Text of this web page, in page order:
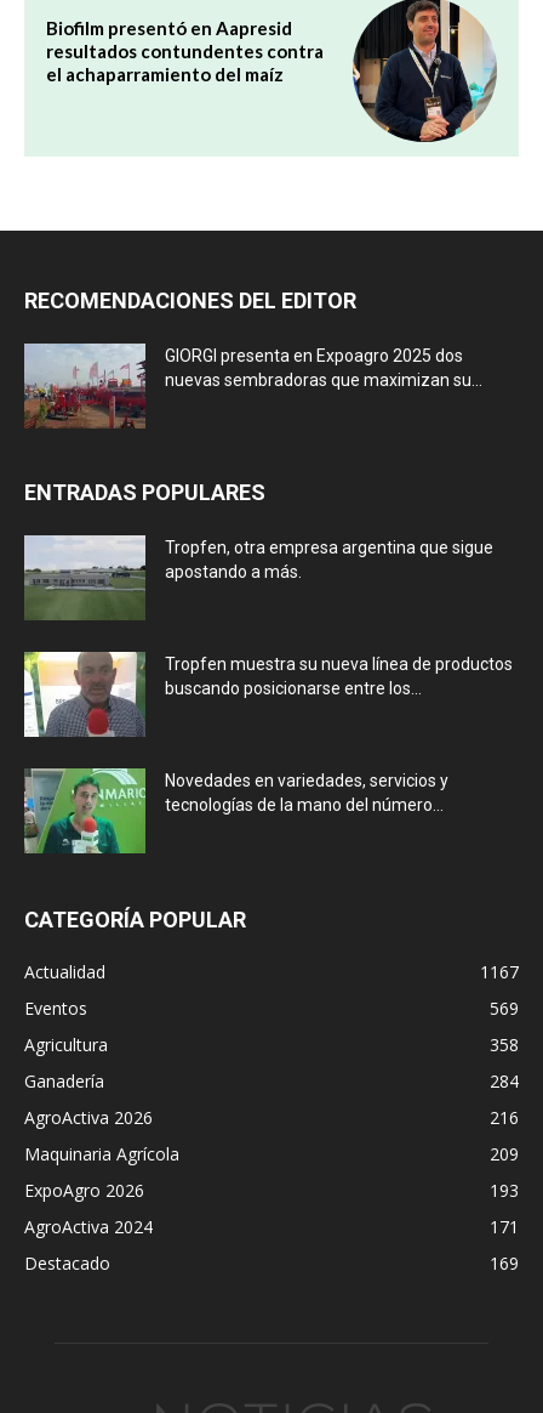
Biofilm presentó en Aapresid
resultados contundentes contra
el achaparramiento del maíz
RECOMENDACIONES DEL EDITOR
GIORGI presenta en Expoagro 2025 dos
nuevas sembradoras que maximizan su...
ENTRADAS POPULARES
Tropfen, otra empresa argentina que sigue
apostando a más.
Tropfen muestra su nueva línea de productos
buscando posicionarse entre los...
Novedades en variedades, servicios y
tecnologías de la mano del número...
CATEGORÍA POPULAR
Actualidad
1167
Eventos
569
Agricultura
358
Ganadería
284
AgroActiva 2026
216
Maquinaria Agrícola
209
ExpoAgro 2026
193
AgroActiva 2024
171
Destacado
169